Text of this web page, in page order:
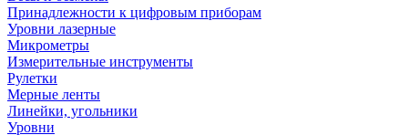
Принадлежности к цифровым приборам
Уровни лазерные
Микрометры
Измерительные инструменты
Рулетки
Мерные ленты
Линейки, угольники
Уровни